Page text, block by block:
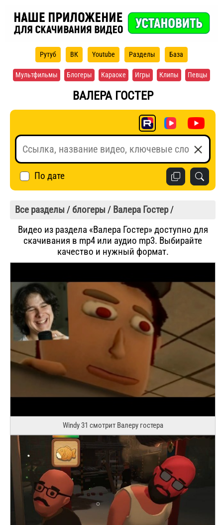
Рутуб ВК Youtube Разделы База
Мультфильмы Блогеры Караоке Игры Клипы Певцы
ВАЛЕРА ГОСТЕР
По дате
Все разделы / блогеры / Валера Гостер/
Видео из раздела «Валера Гостер» доступно для
скачивания в mp4 или аудио mp3. Выбирайте
качество и нужный формат.
Windy 31 смотрит Валеру гостера